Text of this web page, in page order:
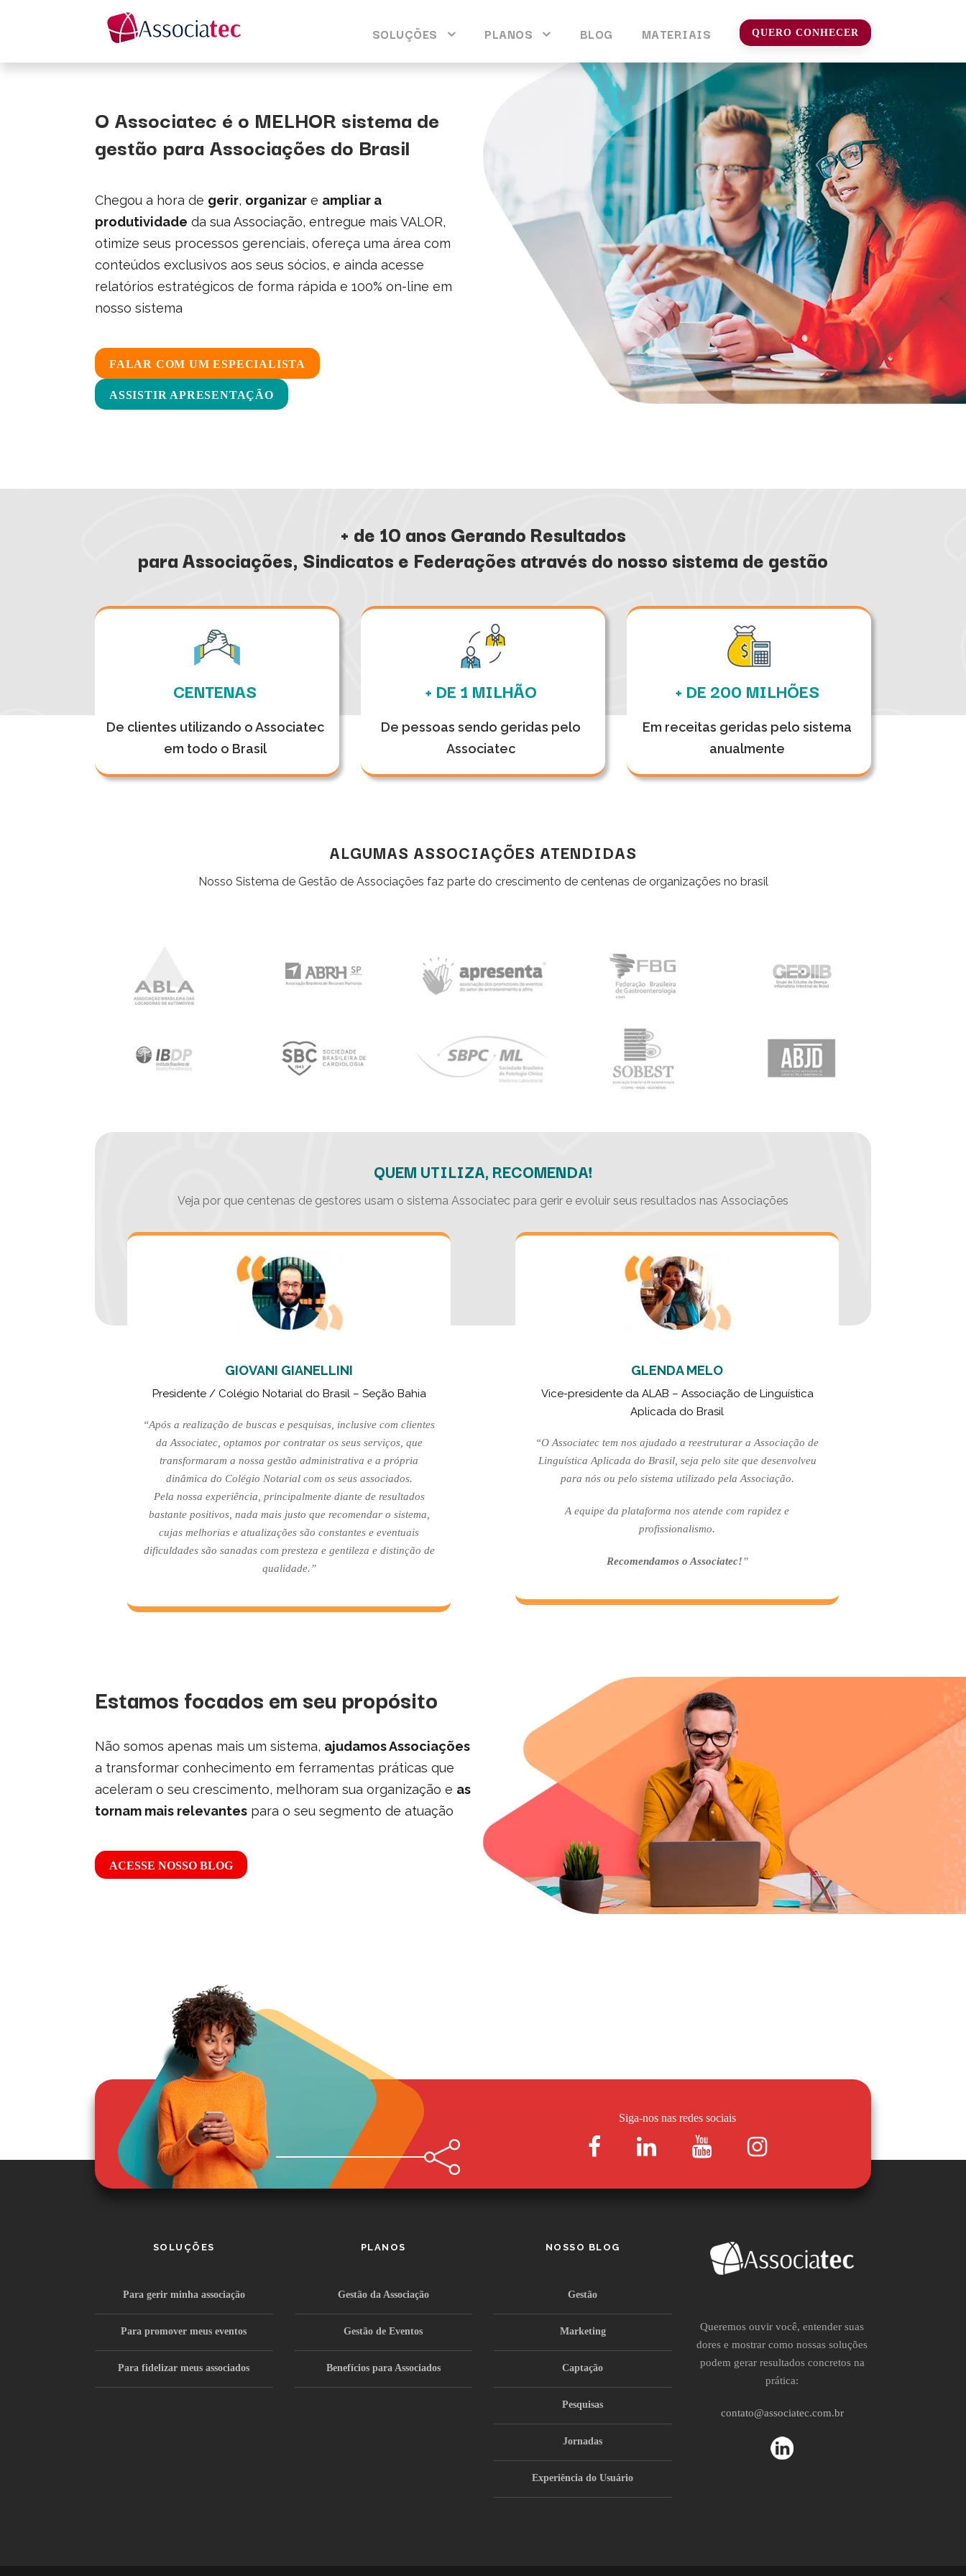
SOLUÇÕES PLANOS BLOG MATERIAIS QUERO CONHECER
O Associatec é o MELHOR sistema de
gestão para Associações do Brasil
Chegou a hora de gerir, organizar e ampliar a
produtividade da sua Associação, entregue mais VALOR,
otimize seus processos gerenciais, ofereça uma área com
conteúdos exclusivos aos seus sócios, e ainda acesse
relatórios estratégicos de forma rápida e 100% on-line em
nosso sistema
FALAR COM UM ESPECIALISTA
ASSISTIR APRESENTAÇÃO
+ de 10 anos Gerando Resultados
para Associações, Sindicatos e Federações através do nosso sistema de gestão
CENTENAS
De clientes utilizando o Associatec
em todo o Brasil
+ DE 1 MILHÃO
De pessoas sendo geridas pelo
Associatec
+ DE 200 MILHÕES
Em receitas geridas pelo sistema
anualmente
ALGUMAS ASSOCIAÇÕES ATENDIDAS
Nosso Sistema de Gestão de Associações faz parte do crescimento de centenas de organizações no brasil
QUEM UTILIZA, RECOMENDA!
Veja por que centenas de gestores usam o sistema Associatec para gerir e evoluir seus resultados nas Associações
GIOVANI GIANELLINI
Presidente / Colégio Notarial do Brasil – Seção Bahia
“Após a realização de buscas e pesquisas, inclusive com clientes
da Associatec, optamos por contratar os seus serviços, que
transformaram a nossa gestão administrativa e a própria
dinâmica do Colégio Notarial com os seus associados.
Pela nossa experiência, principalmente diante de resultados
bastante positivos, nada mais justo que recomendar o sistema,
cujas melhorias e atualizações são constantes e eventuais
dificuldades são sanadas com presteza e gentileza e distinção de
qualidade.”
GLENDA MELO
Vice-presidente da ALAB – Associação de Linguística
Aplicada do Brasil
“O Associatec tem nos ajudado a reestruturar a Associação de
Linguística Aplicada do Brasil, seja pelo site que desenvolveu
para nós ou pelo sistema utilizado pela Associação.
A equipe da plataforma nos atende com rapidez e
profissionalismo.
Recomendamos o Associatec!”
Estamos focados em seu propósito
Não somos apenas mais um sistema, ajudamos Associações
a transformar conhecimento em ferramentas práticas que
aceleram o seu crescimento, melhoram sua organização e as
tornam mais relevantes para o seu segmento de atuação
ACESSE NOSSO BLOG
Siga-nos nas redes sociais
SOLUÇÕES
Para gerir minha associação
Para promover meus eventos
Para fidelizar meus associados
PLANOS
Gestão da Associação
Gestão de Eventos
Benefícios para Associados
NOSSO BLOG
Gestão
Marketing
Captação
Pesquisas
Jornadas
Experiência do Usuário
Queremos ouvir você, entender suas
dores e mostrar como nossas soluções
podem gerar resultados concretos na
prática:
contato@associatec.com.br